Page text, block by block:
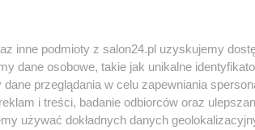
« WRÓĆ DO NOTKI
inne podmioty z salon24.pl uzyskujemy
dane osobowe, takie jak unikalne
przeglądania w celu zapewniania
i treści, badanie odbiorców oraz
używać dokładnych danych